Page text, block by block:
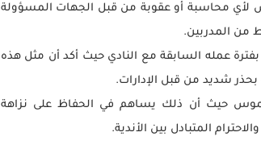
لأي محاسبة أو عقوبة من قبل الجهات المسؤولة
من المدربين.
عمله السابقة مع النادي حيث أكد أن مثل هذه
بحذر شديد من قبل الإدارات.
ملموس حيث أن ذلك يساهم في الحفاظ على نزاهة
المتبادل بين الأندية.